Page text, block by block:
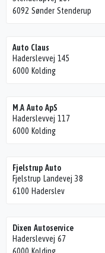
6092 Sønder Stenderup
Auto Claus
Haderslevvej 145
6000 Kolding
M.A Auto ApS
Haderslevvej 117
6000 Kolding
Fjelstrup Auto
Fjelstrup Landevej 38
6100 Haderslev
Dixen Autoservice
Haderslevvej 67
6000 Kolding